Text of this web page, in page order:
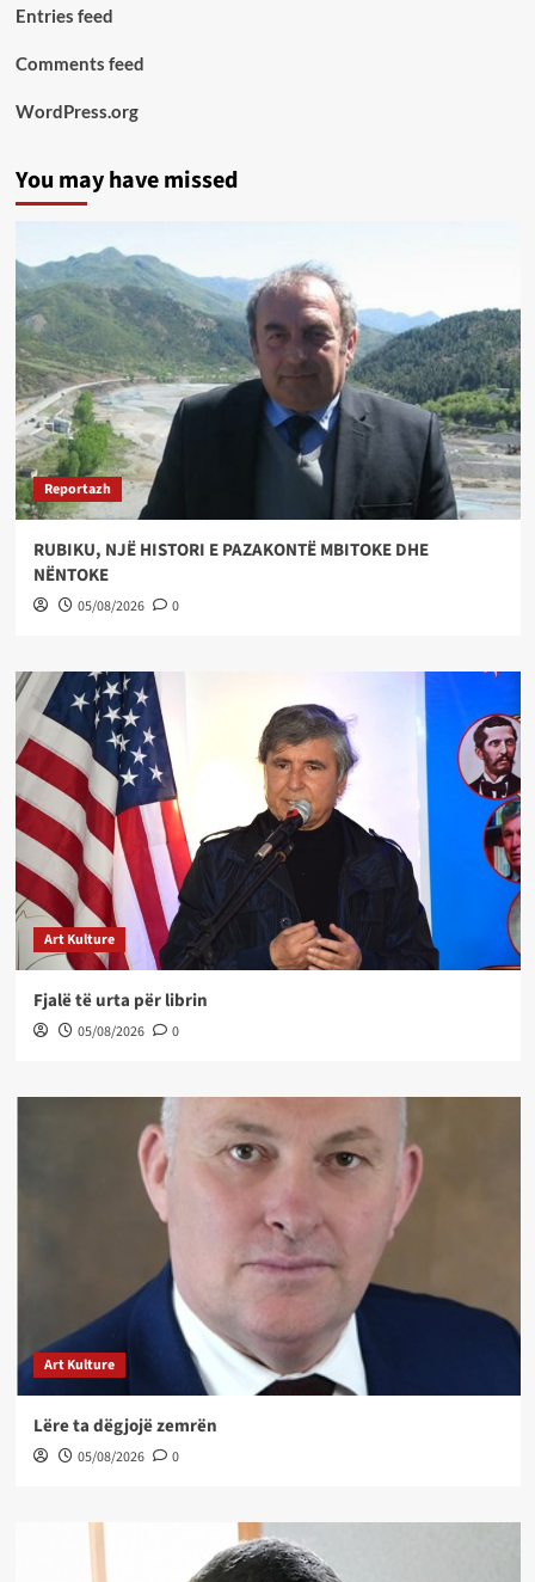
Entries feed
Comments feed
WordPress.org
You may have missed
Reportazh
RUBIKU, NJË HISTORI E PAZAKONTË MBITOKE DHE
NËNTOKE
05/08/2026 0
Art Kulture
Fjalë të urta për librin
05/08/2026 0
Art Kulture
Lëre ta dëgjojë zemrën
05/08/2026 0